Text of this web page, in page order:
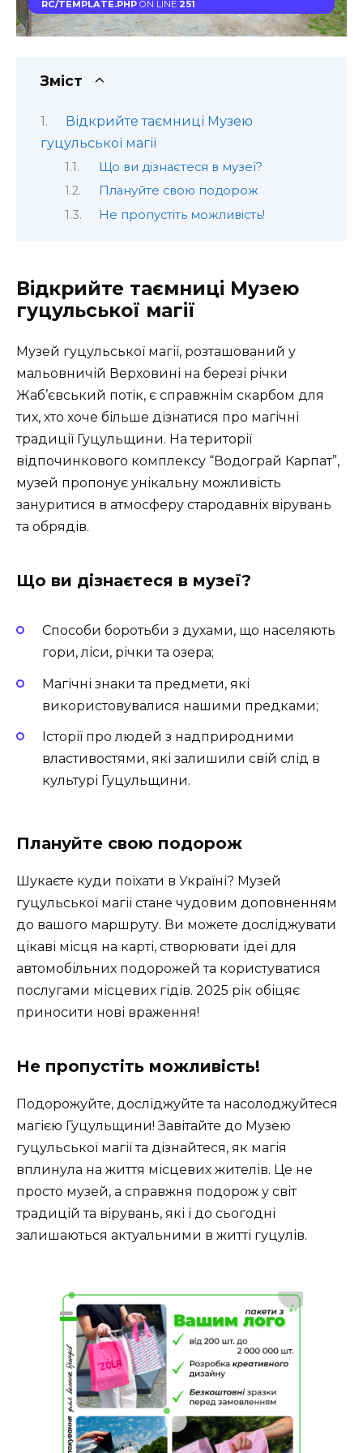
RC/TEMPLATE.PHPON LINE 251
Зміст
Відкрийте таємниці Музею
гуцульської магії
Що ви дізнаєтеся в музеї?
Плануйте свою подорож
Не пропустіть можливість!
Відкрийте таємниці Музею
гуцульської магії
Музей гуцульської магії, розташований у
мальовничій Верховині на березі річки
Жаб’євський потік, є справжнім скарбом для
тих, хто хоче більше дізнатися про магічні
традиції Гуцульщини. На території
відпочинкового комплексу “Водограй Карпат”,
музей пропонує унікальну можливість
зануритися в атмосферу стародавніх вірувань
та обрядів.
Що ви дізнаєтеся в музеї?
Способи боротьби з духами, що населяють
гори, ліси, річки та озера;
Магічні знаки та предмети, які
використовувалися нашими предками;
Історії про людей з надприродними
властивостями, які залишили свій слід в
культурі Гуцульщини.
Плануйте свою подорож
Шукаєте куди поїхати в Україні? Музей
гуцульської магії стане чудовим доповненням
до вашого маршруту. Ви можете досліджувати
цікаві місця на карті, створювати ідеї для
автомобільних подорожей та користуватися
послугами місцевих гідів. 2025 рік обіцяє
приносити нові враження!
Не пропустіть можливість!
Подорожуйте, досліджуйте та насолоджуйтеся
магією Гуцульщини! Завітайте до Музею
гуцульської магії та дізнайтеся, як магія
вплинула на життя місцевих жителів. Це не
просто музей, а справжня подорож у світ
традицій та вірувань, які і до сьогодні
залишаються актуальними в житті гуцулів.